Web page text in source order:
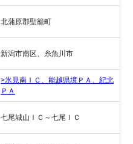
北蒲原郡聖籠町
新潟市南区、糸魚川市
>氷見南ＩＣ、能越県境ＰＡ、紀北
ＰＡ
七尾城山ＩＣ～七尾ＩＣ